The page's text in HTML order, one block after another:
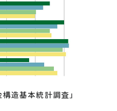
造基本統計調査」